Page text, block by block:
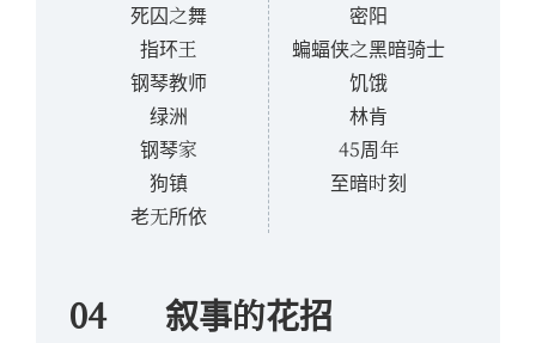
死囚之舞
指环王
钢琴教师
绿洲
钢琴家
狗镇
老无所依
密阳
蝙蝠侠之黑暗骑士
饥饿
林肯
45周年
至暗时刻
04 叙事的花招